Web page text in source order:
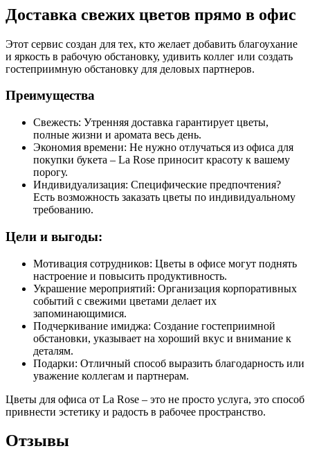
Доставка свежих цветов прямо в офис
Этот сервис создан для тех, кто желает добавить благоухание
и яркость в рабочую обстановку, удивить коллег или создать
гостеприимную обстановку для деловых партнеров.
Преимущества
Свежесть: Утренняя доставка гарантирует цветы,
полные жизни и аромата весь день.
Экономия времени: Не нужно отлучаться из офиса для
покупки букета – La Rose приносит красоту к вашему
порогу.
Индивидуализация: Специфические предпочтения?
Есть возможность заказать цветы по индивидуальному
требованию.
Цели и выгоды:
Мотивация сотрудников: Цветы в офисе могут поднять
настроение и повысить продуктивность.
Украшение мероприятий: Организация корпоративных
событий с свежими цветами делает их
запоминающимися.
Подчеркивание имиджа: Создание гостеприимной
обстановки, указывает на хороший вкус и внимание к
деталям.
Подарки: Отличный способ выразить благодарность или
уважение коллегам и партнерам.
Цветы для офиса от La Rose – это не просто услуга, это способ
привнести эстетику и радость в рабочее пространство.
Отзывы